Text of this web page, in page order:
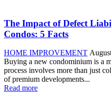
The Impact of Defect
Condos: 5 Facts
HOME IMPROVEMENT
Buying a new condominium is a
process involves more than just
of premium developments...
Read more